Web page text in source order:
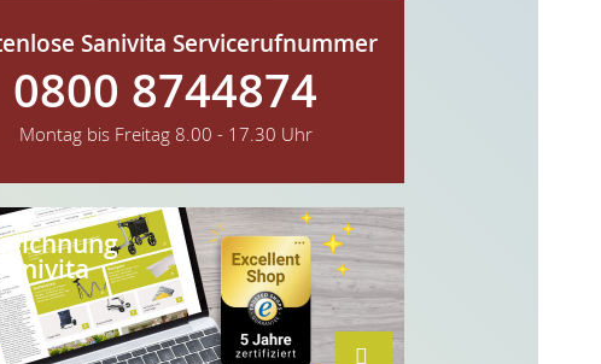
Sanivita Servicerufnummer
0800 8744874
Montag bis Freitag 8.00 - 17.30 Uhr